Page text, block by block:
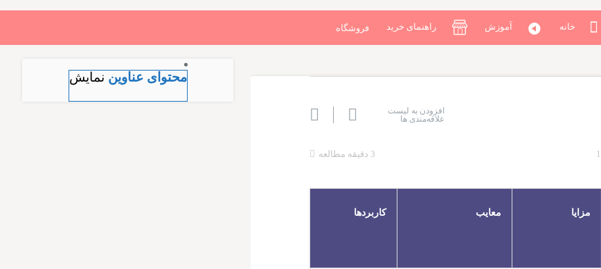
خانه آموزش راهنمای خرید فروشگاه
افزودن به لیست
علاقه‌مندی ها
3 دقیقه مطالعه
مزایا معایب کاربردها
محتوای عناوین نمایش